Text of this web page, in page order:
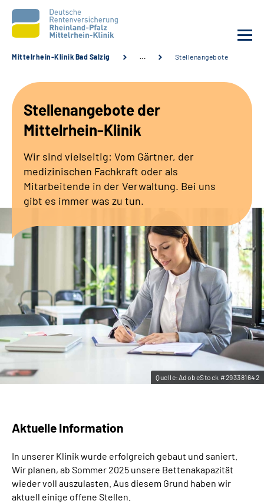
Unsere Angebote
Karriere
Zuweisende &
Leichte Sprache
Gebärdensprache
Mittelrhein-Klinik Bad Salzig … Stellenangebote
Stellenangebote der
Mittelrhein-Klinik
Wir sind vielseitig: Vom Gärtner, der
medizinischen Fachkraft oder als
Mitarbeitende in der Verwaltung. Bei uns
gibt es immer was zu tun.
Quelle:AdobeStock #293381642
Aktuelle Information
In unserer Klinik wurde erfolgreich gebaut und saniert.
Wir planen, ab Sommer 2025 unsere Bettenakapazität
wieder voll auszulasten. Aus diesem Grund haben wir
aktuell einige offene Stellen.